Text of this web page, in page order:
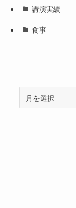
講演実績
食事